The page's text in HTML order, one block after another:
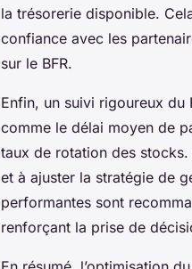
la trésorerie disponible.
confiance avec les
sur le BFR.
Enfin, un suivi rigoureux du
comme le délai moyen de
taux de rotation des
et à ajuster la stratégie de
performantes sont
renforçant la prise de